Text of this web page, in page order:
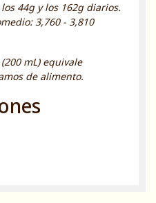
44g y los 162g diarios.
3,760 - 3,810
mL) equivale
de alimento.